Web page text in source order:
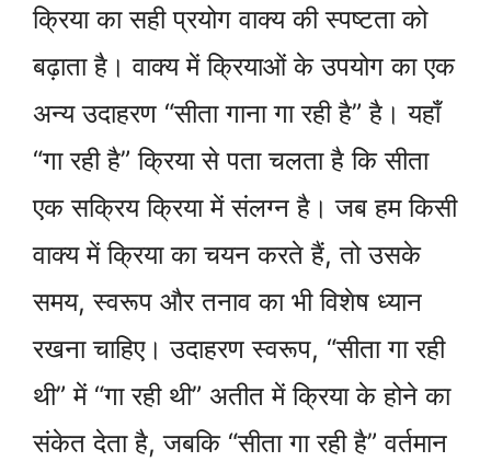
क्रिया का सही प्रयोग वाक्य की स्पष्टता को
बढ़ाता है। वाक्य में क्रियाओं के उपयोग का एक
अन्य उदाहरण “सीता गाना गा रही है” है। यहाँ
“गा रही है” क्रिया से पता चलता है कि सीता
एक सक्रिय क्रिया में संलग्न है। जब हम किसी
वाक्य में क्रिया का चयन करते हैं, तो उसके
समय, स्वरूप और तनाव का भी विशेष ध्यान
रखना चाहिए। उदाहरण स्वरूप, “सीता गा रही
थी” में “गा रही थी” अतीत में क्रिया के होने का
संकेत देता है, जबकि “सीता गा रही है” वर्तमान